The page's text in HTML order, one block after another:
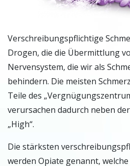
Verschreibungspflichtige
Drogen, die die Übermittlung
Nervensystem, die wir als
behindern. Die meisten
Teile des
verursachen dadurch neben
„High“.
Die stärksten
werden Opiate genannt,